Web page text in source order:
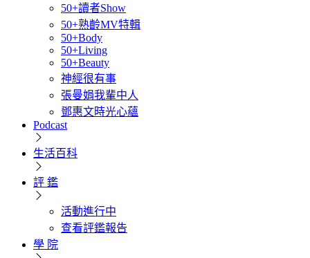
50+讀者Show
50+熟齡MV特輯
50+Body
50+Living
50+Beauty
神經很有事
張曼娟我輩中人
鄧惠文時光心蘊
Podcast
生活百科
評 鑑
活動進行中
查看評鑑報告
學 院